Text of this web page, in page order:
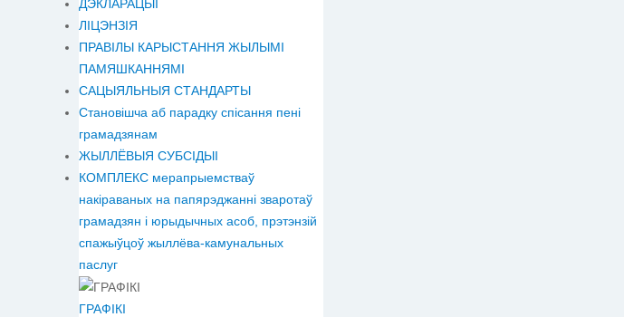
ДЭКЛАРАЦЫІ
ЛІЦЭНЗІЯ
ПРАВІЛЫ КАРЫСТАННЯ ЖЫЛЫМІ
ПАМЯШКАННЯМІ
САЦЫЯЛЬНЫЯ СТАНДАРТЫ
Становiшча аб парадку спісання пені
грамадзянам
ЖЫЛЛЁВЫЯ СУБСІДЫІ
КОМПЛЕКС мерапрыемстваў
накіраваных на папярэджанні зваротаў
грамадзян і юрыдычных асоб, прэтэнзій
спажыўцоў жыллёва-камунальных
паслуг
ГРАФІКІ